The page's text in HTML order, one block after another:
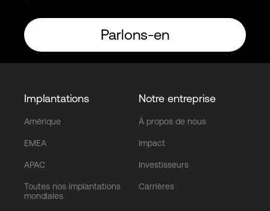
Parlons-en
Implantations
Amérique
EMEA
APAC
Toutes nos implantations
mondiales
Notre entreprise
À propos de nous
Impact
Investisseurs
Carrières